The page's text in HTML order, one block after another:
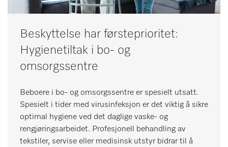
Beskyttelse har førsteprioritet:
Hygienetiltak i bo- og
omsorgssentre
Beboere i bo- og omsorgssentre er spesielt utsatt.
Spesielt i tider med virusinfeksjon er det viktig å sikre
optimal hygiene ved det daglige vaske- og
rengjøringsarbeidet. Profesjonell behandling av
tekstiler, servise eller medisinsk utstyr bidrar til å